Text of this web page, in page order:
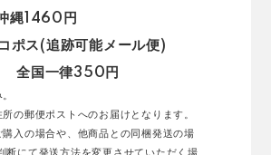
縄1460円
ポス(追跡可能メール便)
全国一律350円
の郵便ポストへのお届けとなります。
入の場合や、他商品との同梱発送の場